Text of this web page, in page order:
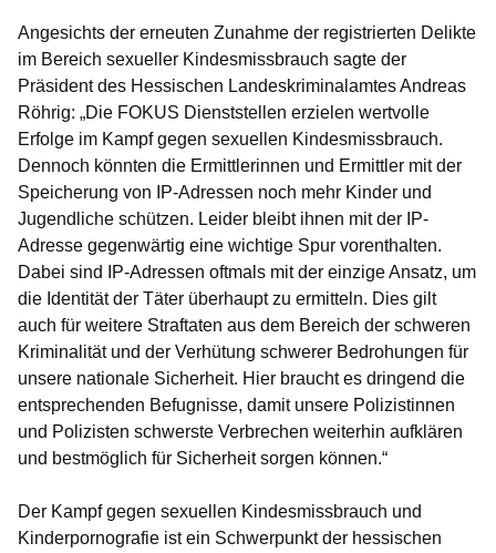
Angesichts der erneuten Zunahme der registrierten Delikte
im Bereich sexueller Kindesmissbrauch sagte der
Präsident des Hessischen Landeskriminalamtes Andreas
Röhrig: „Die FOKUS Dienststellen erzielen wertvolle
Erfolge im Kampf gegen sexuellen Kindesmissbrauch.
Dennoch könnten die Ermittlerinnen und Ermittler mit der
Speicherung von IP-Adressen noch mehr Kinder und
Jugendliche schützen. Leider bleibt ihnen mit der IP-
Adresse gegenwärtig eine wichtige Spur vorenthalten.
Dabei sind IP-Adressen oftmals mit der einzige Ansatz, um
die Identität der Täter überhaupt zu ermitteln. Dies gilt
auch für weitere Straftaten aus dem Bereich der schweren
Kriminalität und der Verhütung schwerer Bedrohungen für
unsere nationale Sicherheit. Hier braucht es dringend die
entsprechenden Befugnisse, damit unsere Polizistinnen
und Polizisten schwerste Verbrechen weiterhin aufklären
und bestmöglich für Sicherheit sorgen können.“
Der Kampf gegen sexuellen Kindesmissbrauch und
Kinderpornografie ist ein Schwerpunkt der hessischen